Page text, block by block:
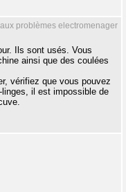
problèmes electromenager
Ils sont usés. Vous
ainsi que des coulées
vérifiez que vous pouvez
il est impossible de